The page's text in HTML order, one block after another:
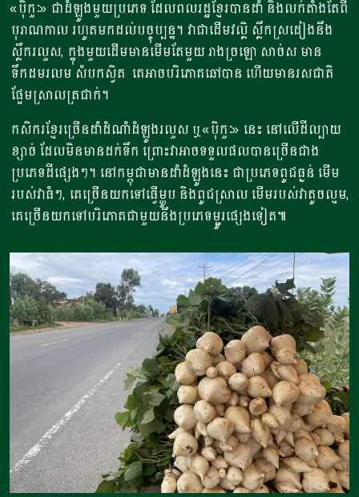
«​ប៉ិកួៈ​» ជា​ដំឡូង​មួយ​ប្រភេទ​ ដែល​ពលរដ្ឋខ្មែរបានដាំ និងលក់តាំងតែពី
បុរាណកាល រហូតមកដល់បច្ចុប្បន្ន។ វា​ជាដើម​វល្លិ ស្លឹក​ស្រដៀង​នឹង​
ស្លឹក​រលួស​, ក្នុង​មួយ​ដើម​មាន​មើម​តែមួយ រាងច្រឡោ សា​ច់ស មាន​
ទឹកដម​រលម សំបក​ស្វិត​ គេ​អាច​បរិភោគ​ឆៅ​បាន ហើយ​មាន​រសជាតិ​
ផ្អែម​ស្រាល​ត្រជាក់​។
កសិករ​ខ្មែរ​ច្រើន​ដាំ​ដំណាំ​ដំឡូង​រលួស ឬ​ «​ប៉ិកួៈ​» នេះ នៅលើ​ដីល្បាយ
ខ្សាច់ ដែល​មិនមាន​ដក់​ទឹក ព្រោះ​វា​អាច​ទទួលផល​បាន​ច្រើនជាង​
ប្រភេទ​ដី​ផ្សេងៗ​។ នៅ​កម្ពុ​ជាមាន​ដាំដំឡូង​នេះ ជា​ប្រភេទ​ពូជ​ធ្ងន់ មើម​
របស់​វា​ធំៗ​, គេ​ច្រើន​យកទៅ​ធ្វើ​ម្ហូប និង​ពូជ​ស្រាល មើម​របស់​វា​តូច​ល្មម​,
គេ​ច្រើន​យកទៅ​បរិភោគ​ជាមួយនឹង​ប្រភេទ​ម្ជូរ​ផ្សេងទៀត​៕